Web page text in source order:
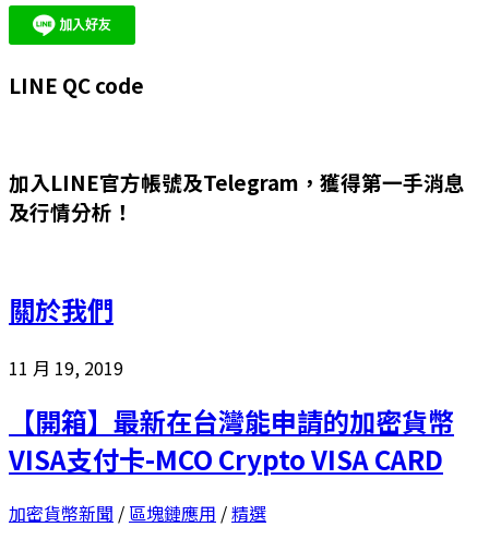
LINE QC code
加入LINE官方帳號及Telegram，獲得第一手消息
及行情分析！
關於我們
11 月 19, 2019
【開箱】最新在台灣能申請的加密貨幣
VISA支付卡-MCO Crypto VISA CARD
加密貨幣新聞 / 區塊鏈應用 /精選